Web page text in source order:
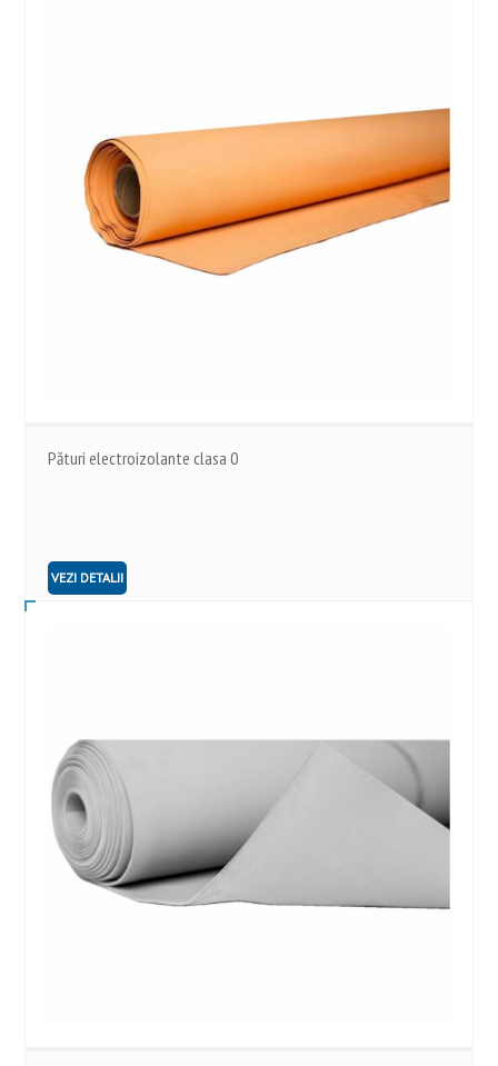
Pături electroizolante clasa 0
VEZI DETALII